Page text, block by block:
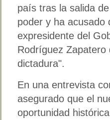
país tras la salida
poder y ha acusado
expresidente del
Rodríguez
dictadura".
En una entrevista
asegurado que el
oportunidad